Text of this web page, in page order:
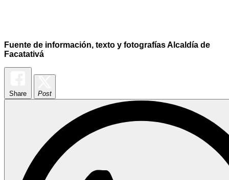
Fuente de información, texto y fotografías Alcaldía de
Facatativá
Share Post